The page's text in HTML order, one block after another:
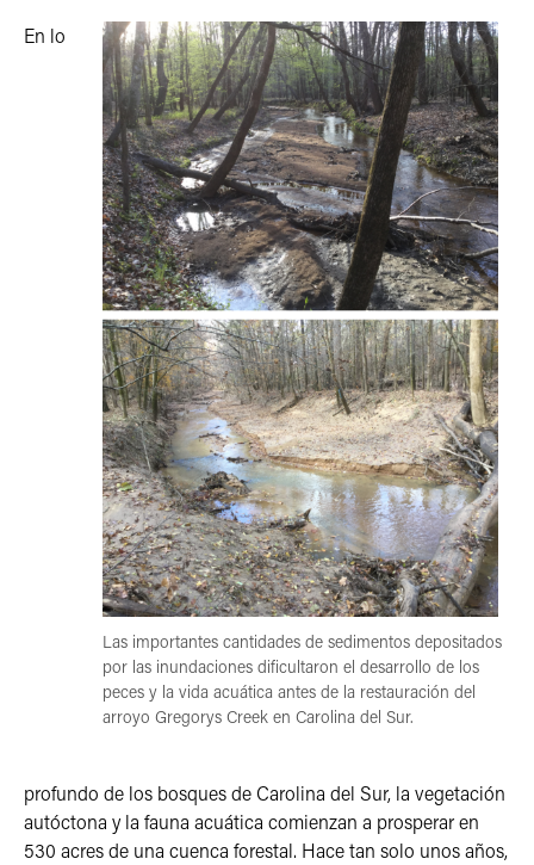
Las importantes cantidades de sedimentos depositados
por las inundaciones dificultaron el desarrollo de los
peces y la vida acuática antes de la restauración del
arroyo Gregorys Creek en Carolina del Sur.
En lo
profundo de los bosques de Carolina del Sur, la vegetación
autóctona y la fauna acuática comienzan a prosperar en
530 acres de una cuenca forestal. Hace tan solo unos años,